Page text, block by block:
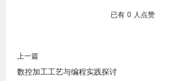
已有 0 人点赞
上一篇
数控加工工艺与编程实践探讨